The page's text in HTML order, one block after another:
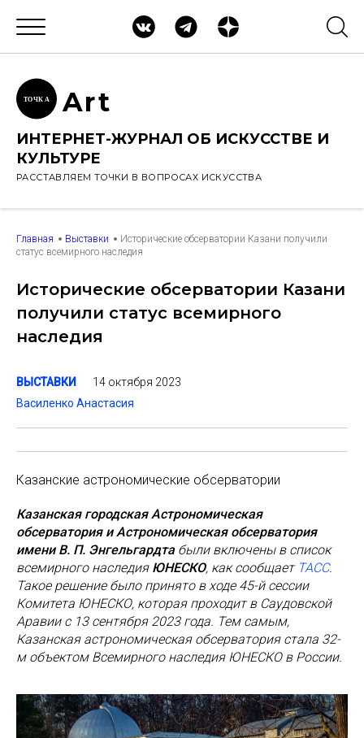
ТОЧК А Art
ИНТЕРНЕТ-ЖУРНАЛ ОБ ИСКУССТВЕ И
КУЛЬТУРЕ
РАССТАВЛЯЕМ ТОЧКИ В ВОПРОСАХ ИСКУССТВА
Главная Выставки
Исторические обсерватории Казани получили
статус всемирного наследия
Исторические обсерватории Казани
получили статус всемирного
наследия
ВЫСТАВКИ
14 октября 2023
Василенко Анастасия
Казанские астрономические обсерватории
Казанская городская Астрономическая
обсерватория и Астрономическая обсерватория
имени В. П. Энгельгардтабыли включены в список
всемирного наследия ЮНЕСКО, как сообщает ТАСС.
Такое решение было принято в ходе 45-й сессии
Комитета ЮНЕСКО, которая проходит в Саудовской
Аравии с 13 сентября 2023 года. Тем самым,
Казанская астрономическая обсерватория стала 32-
м объектом Всемирного наследия ЮНЕСКО в России.